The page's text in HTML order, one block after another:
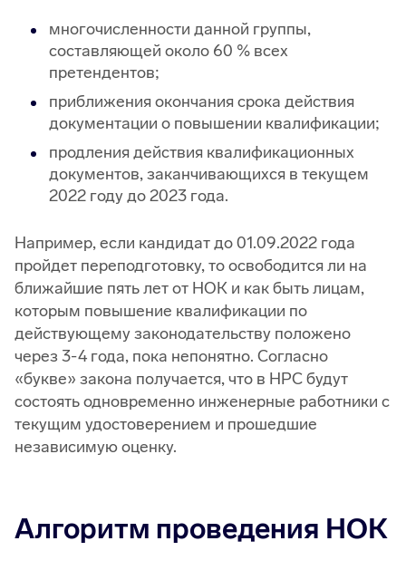
многочисленности данной группы,
составляющей около 60 % всех
претендентов;
приближения окончания срока действия
документации о повышении квалификации;
продления действия квалификационных
документов, заканчивающихся в текущем
2022 году до 2023 года.
Например, если кандидат до 01.09.2022 года
пройдет переподготовку, то освободится ли на
ближайшие пять лет от НОК и как быть лицам,
которым повышение квалификации по
действующему законодательству положено
через 3-4 года, пока непонятно. Согласно
«букве» закона получается, что в НРС будут
состоять одновременно инженерные работники с
текущим удостоверением и прошедшие
независимую оценку.
Алгоритм проведения НОК